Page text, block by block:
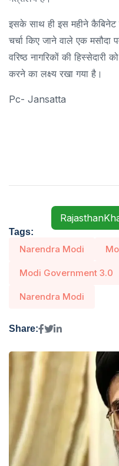
इसके साथ ही इस महीने कैबिनेट
चर्चा किए जाने वाले एक
वरिष्ठ नागरिकों की
करने का लक्ष्य रखा गया है।
Pc- Jansatta
Tags:
Narendra Modi
Modi Government 3.0
Narendra Modi
Share: